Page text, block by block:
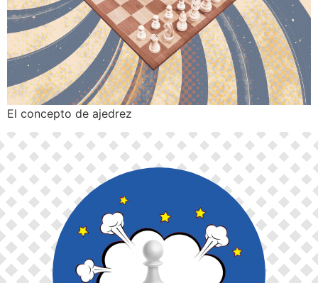
El concepto de ajedrez